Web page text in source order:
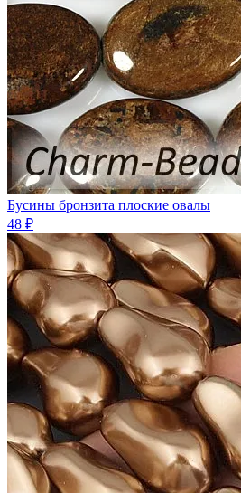
Бусины бронзита плоские овалы
48 ₽